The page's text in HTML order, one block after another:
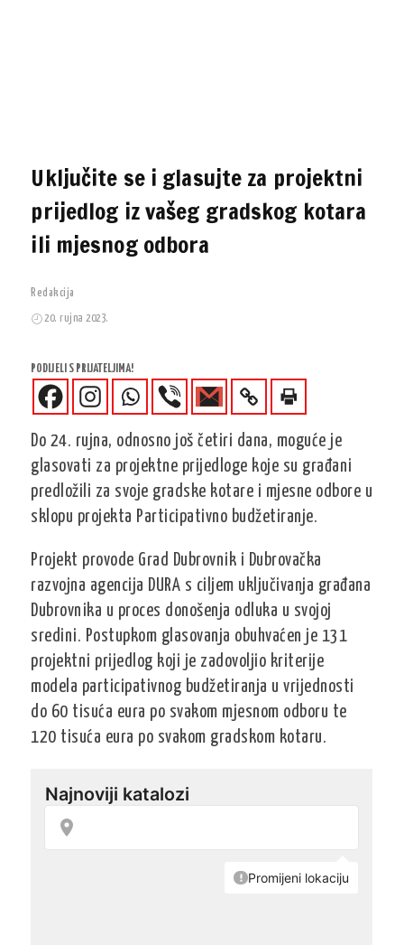
Uključite se i glasujte za projektni
prijedlog iz vašeg gradskog kotara
ili mjesnog odbora
Redakcija
20. rujna 2023.
PODIJELI S PRIJATELJIMA!
Do 24. rujna, odnosno još četiri dana, moguće je
glasovati za projektne prijedloge koje su građani
predložili za svoje gradske kotare i mjesne odbore u
sklopu projekta Participativno budžetiranje.
Projekt provode Grad Dubrovnik i Dubrovačka
razvojna agencija DURA s ciljem uključivanja građana
Dubrovnika u proces donošenja odluka u svojoj
sredini. Postupkom glasovanja obuhvaćen je 131
projektni prijedlog koji je zadovoljio kriterije
modela participativnog budžetiranja u vrijednosti
do 60 tisuća eura po svakom mjesnom odboru te
120 tisuća eura po svakom gradskom kotaru.